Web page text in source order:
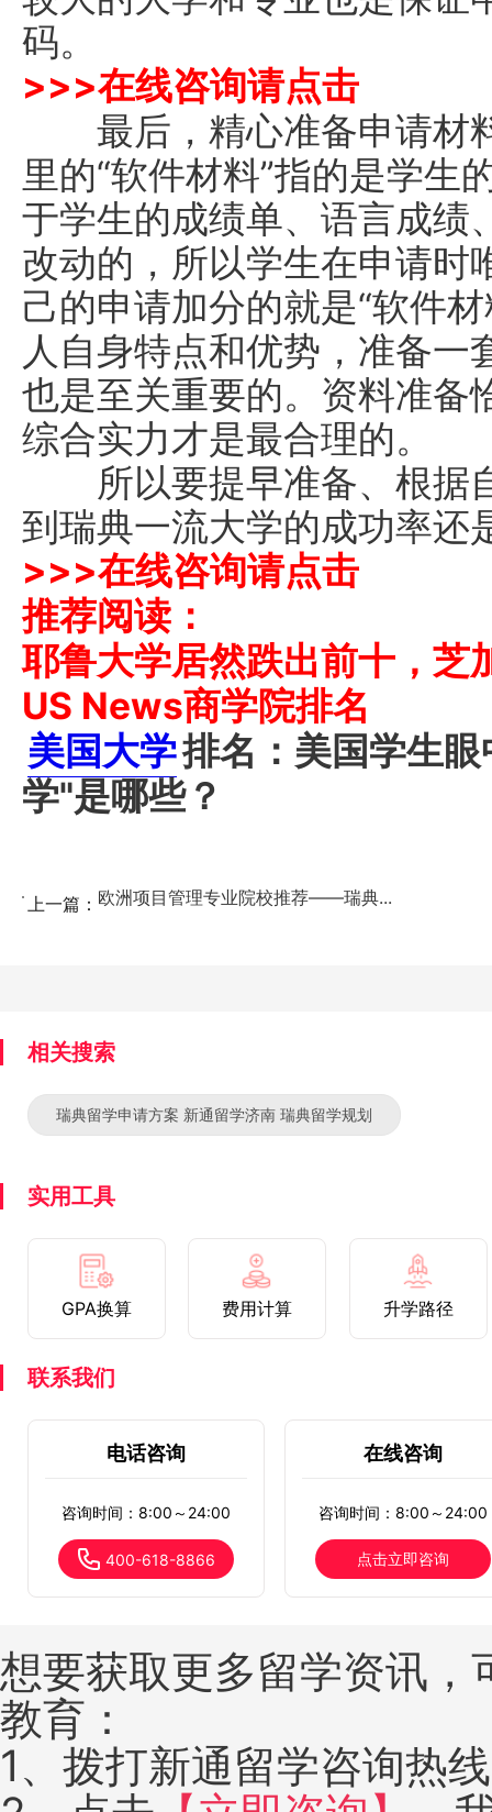
码。
>>>在线咨询请点击
最后，精心准备申请材
里的“软件材料”指的是学生
于学生的成绩单、语言成绩
改动的，所以学生在申请时
己的申请加分的就是“软件
人自身特点和优势，准备一
也是至关重要的。资料准备
综合实力才是最合理的。
所以要提早准备、根据
到瑞典一流大学的成功率还
>>>在线咨询请点击
推荐阅读：
耶鲁大学居然跌出前十，
US News商学院排名
美国大学排名：美国学生
学"是哪些？
上一篇： 欧洲项目管理专业院校推荐——瑞典...
相关搜索
瑞典留学申请方案 新通留学济南 瑞典留学规划
实用工具
GPA换算 费用计算 升学路径
联系我们
电话咨询
咨询时间：8:00～24:00
400-618-8866
在线咨询
咨询时间：8:00～24:00
点击立即咨询
想要获取更多留学资讯
教育：
1、拨打新通留学咨询热